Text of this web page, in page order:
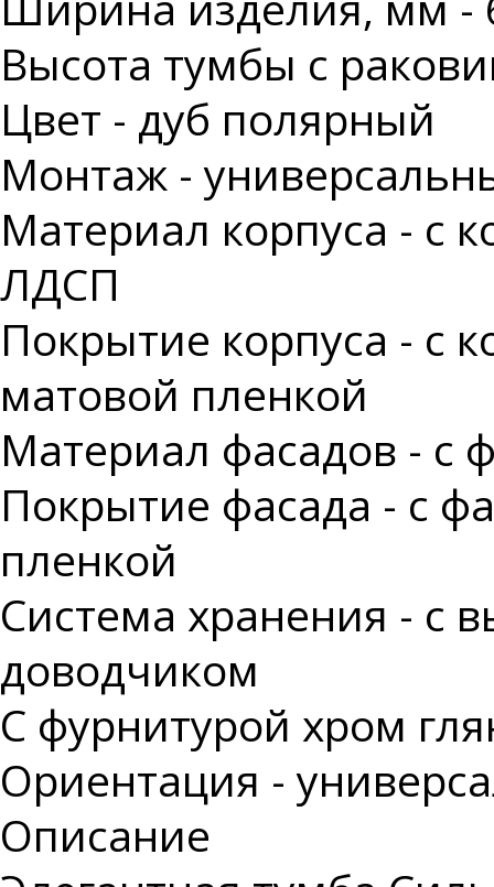
Высота тумбы с
Цвет - дуб полярный
Монтаж -
Материал корпуса - с
ЛДСП
Покрытие корпуса - с
матовой пленкой
Материал фасадов - с
Покрытие фасада - с
пленкой
Система хранения -
доводчиком
С фурнитурой хром
Ориентация -
Описание